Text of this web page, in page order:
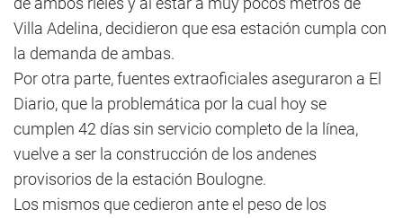
Villa Adelina, decidieron que esa estación cumpla con
la demanda de ambas.
Por otra parte, fuentes extraoficiales aseguraron a El
Diario, que la problemática por la cual hoy se
cumplen 42 días sin servicio completo de la línea,
vuelve a ser la construcción de los andenes
provisorios de la estación Boulogne.
Los mismos que cedieron ante el peso de los